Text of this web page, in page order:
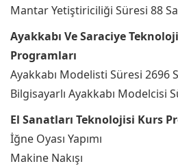
Mantar Yetiştiriciliği Süresi 88
Ayakkabı Ve Saraciye
Programları
Ayakkabı Modelisti Süresi 2696
Bilgisayarlı Ayakkabı Modelcisi
El Sanatları Teknolojisi Kurs
İğne Oyası Yapımı
Makine Nakışı